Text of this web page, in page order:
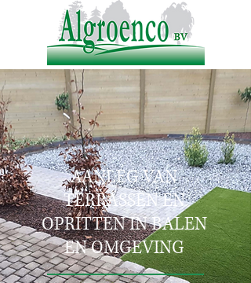
AANLEG VAN
TERRASSEN EN
OPRITTEN IN BALEN
EN OMGEVING